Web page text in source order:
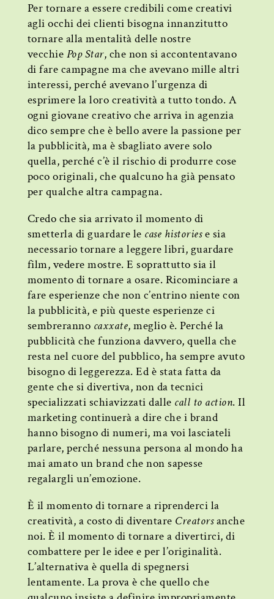
Per tornare a essere credibili come creativi
agli occhi dei clienti bisogna innanzitutto
tornare alla mentalità delle nostre
vecchie Pop Star, che non si accontentavano
di fare campagne ma che avevano mille altri
interessi, perché avevano l’urgenza di
esprimere la loro creatività a tutto tondo. A
ogni giovane creativo che arriva in agenzia
dico sempre che è bello avere la passione per
la pubblicità, ma è sbagliato avere solo
quella, perché c’è il rischio di produrre cose
poco originali, che qualcuno ha già pensato
per qualche altra campagna.
Credo che sia arrivato il momento di
smetterla di guardare le case historiese sia
necessario tornare a leggere libri, guardare
film, vedere mostre. E soprattutto sia il
momento di tornare a osare. Ricominciare a
fare esperienze che non c’entrino niente con
la pubblicità, e più queste esperienze ci
sembreranno caxxate, meglio è. Perché la
pubblicità che funziona davvero, quella che
resta nel cuore del pubblico, ha sempre avuto
bisogno di leggerezza. Ed è stata fatta da
gente che si divertiva, non da tecnici
specializzati schiavizzati dalle call to action. Il
marketing continuerà a dire che i brand
hanno bisogno di numeri, ma voi lasciateli
parlare, perché nessuna persona al mondo ha
mai amato un brand che non sapesse
regalargli un’emozione.
È il momento di tornare a riprenderci la
creatività, a costo di diventare Creatorsanche
noi. È il momento di tornare a divertirci, di
combattere per le idee e per l’originalità.
L’alternativa è quella di spegnersi
lentamente. La prova è che quello che